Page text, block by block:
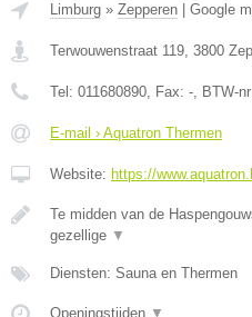
Limburg » Zepperen Google
Terwouwenstraat 119, 3800
Tel: 011680890, Fax: -, BTW-
E-mail › Aquatron Thermen
Website: https://
Te midden van de
gezellige ▼
Diensten: Sauna en Thermen
Openingstijden ▼